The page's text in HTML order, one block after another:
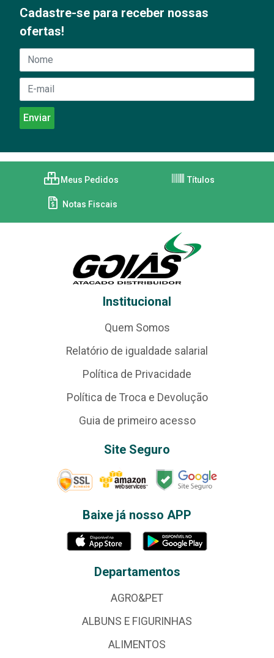
Cadastre-se para receber nossas
ofertas!
Meus Pedidos Títulos
Notas Fiscais
Institucional
Quem Somos
Relatório de igualdade salarial
Política de Privacidade
Política de Troca e Devolução
Guia de primeiro acesso
Site Seguro
Baixe já nosso APP
Departamentos
AGRO&PET
ALBUNS E FIGURINHAS
ALIMENTOS